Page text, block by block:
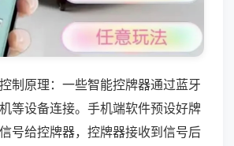
制原理：一些智能控牌器通过蓝牙
等设备连接。手机端软件预设好牌
号给控牌器，控牌器接收到信号后